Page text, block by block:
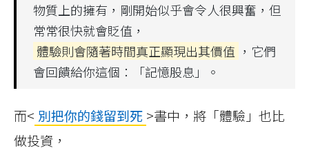
物質上的擁有，剛開始似乎會令人很興奮，但
常常很快就會貶值，
體驗則會隨著時間真正顯現出其價值 ，它們
會回饋給你這個：「記憶股息」。
而< 別把你的錢留到死 >書中，將「體驗」也比
做投資，